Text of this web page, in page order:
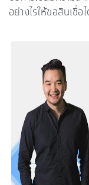
อย่างไรให้ขอสินเชื่อ